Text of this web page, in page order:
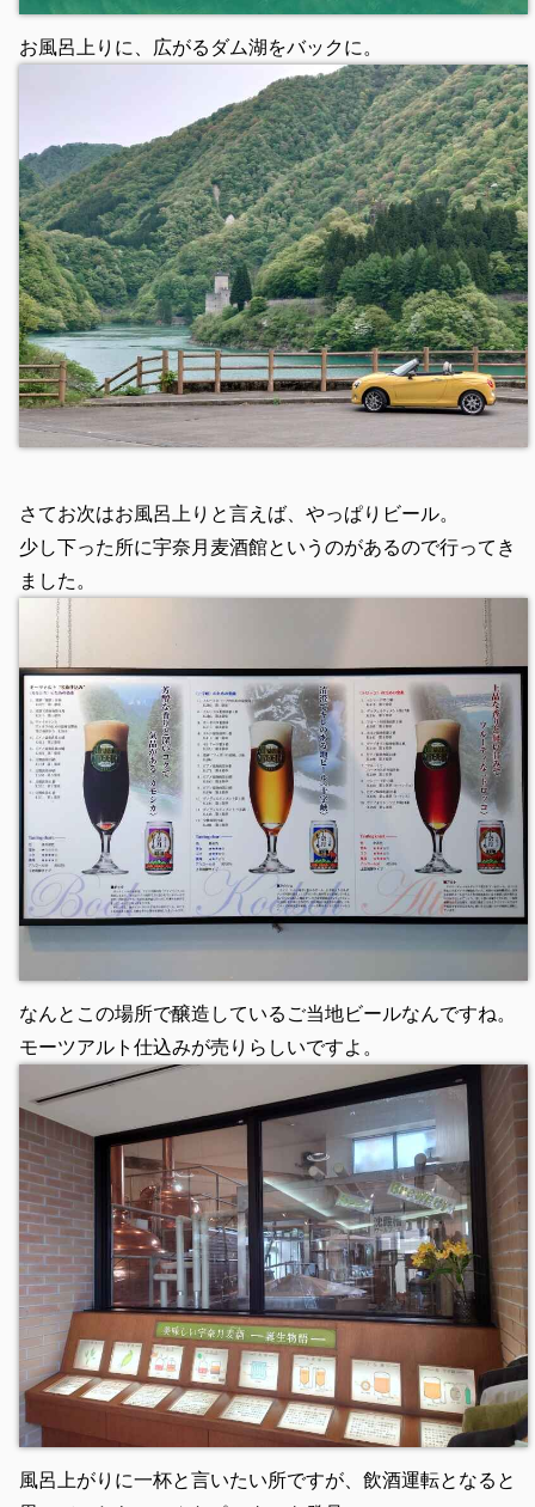
お風呂上りに、広がるダム湖をバックに。
さてお次はお風呂上りと言えば、やっぱりビール。
少し下った所に宇奈月麦酒館というのがあるので行ってき
ました。
なんとこの場所で醸造しているご当地ビールなんですね。
モーツアルト仕込みが売りらしいですよ。
風呂上がりに一杯と言いたい所ですが、飲酒運転となると